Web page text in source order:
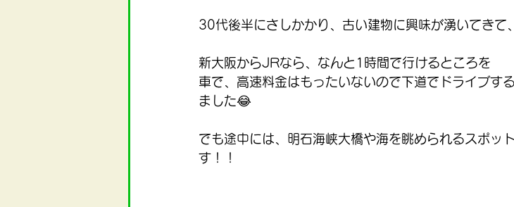
30代後半にさしかかり、古い建物に興味が湧いてきて
新大阪からJRなら、なんと1時間で行けるところを
車で、高速料金はもったいないので下道でドライブす
ました😂
でも途中には、明石海峡大橋や海を眺められるスポッ
す！！